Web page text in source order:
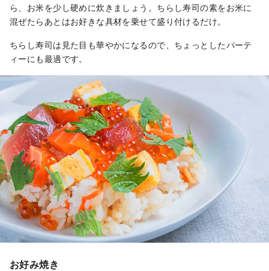
ら、お米を少し硬めに炊きましょう。ちらし寿司の素をお米に
混ぜたらあとはお好きな具材を乗せて盛り付けるだけ。
ちらし寿司は見た目も華やかになるので、ちょっとしたパーテ
ィーにも最適です。
お好み焼き